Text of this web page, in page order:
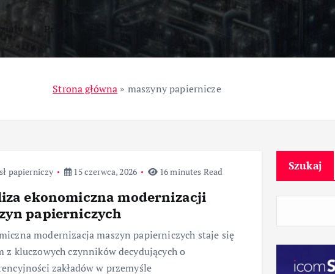
Przemysł
Strona główna » maszyny papiernicze
papierniczy 15 czerwca, 2026 16 minutes Read
ekonomiczna modernizacji
papierniczych
modernizacja maszyn papierniczych staje się
z kluczowych czynników decydujących o
zakładów w przemyśle
Szukaj